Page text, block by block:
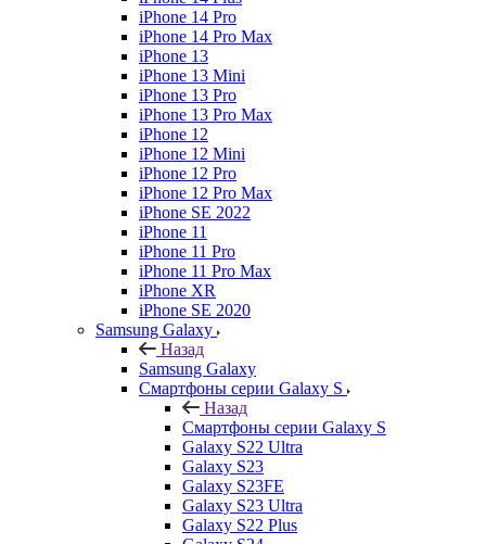
iPhone 14 Pro
iPhone 14 Pro Max
iPhone 13
iPhone 13 Mini
iPhone 13 Pro
iPhone 13 Pro Max
iPhone 12
iPhone 12 Mini
iPhone 12 Pro
iPhone 12 Pro Max
iPhone SE 2022
iPhone 11
iPhone 11 Pro
iPhone 11 Pro Max
iPhone XR
iPhone SE 2020
Samsung Galaxy
Назад
Samsung Galaxy
Смартфоны серии Galaxy S
Назад
Смартфоны серии Galaxy S
Galaxy S22 Ultra
Galaxy S23
Galaxy S23FE
Galaxy S23 Ultra
Galaxy S22 Plus